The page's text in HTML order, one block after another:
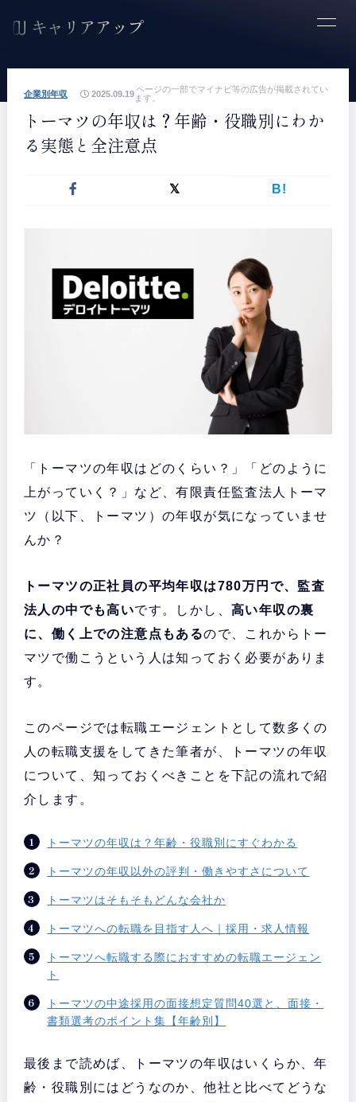
ページの一部でマイナビ等の広告が掲載されてい
ます。
企業別年収 2025.09.19
トーマツの年収は？年齢・役職別にわか
る実態と全注意点
B!
「トーマツの年収はどのくらい？」「どのように
上がっていく？」など、有限責任監査法人トーマ
ツ（以下、トーマツ）の年収が気になっていませ
んか？
トーマツの正社員の平均年収は780万円で、監査
法人の中でも高いです。しかし、 高い年収の裏
に、働く上での注意点もあるので、これからトー
マツで働こうという人は知っておく必要がありま
す。
このページでは転職エージェントとして数多くの
人の転職支援をしてきた筆者が、トーマツの年収
について、知っておくべきことを下記の流れで紹
介します。
トーマツの年収は？年齢・役職別にすぐわかる
トーマツの年収以外の評判・働きやすさについて
トーマツはそもそもどんな会社か
トーマツへの転職を目指す人へ｜採用・求人情報
トーマツへ転職する際におすすめの転職エージェン
ト
トーマツの中途採用の面接想定質問40選と、面接・
書類選考のポイント集【年齢別】
最後まで読めば、トーマツの年収はいくらか、年
齢・役職別にはどうなのか、他社と比べてどうな